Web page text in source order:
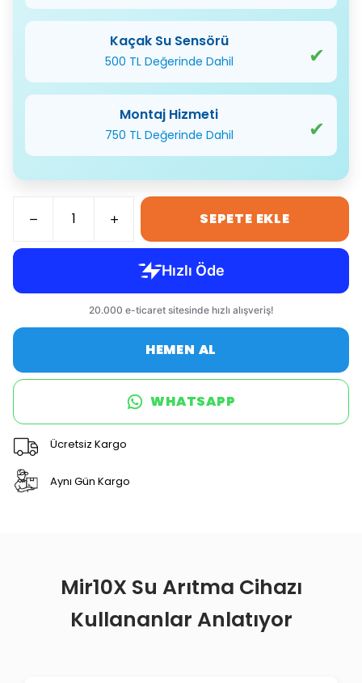
Kaçak Su Sensörü
500 TL Değerinde Dahil ✔
Montaj Hizmeti
750 TL Değerinde Dahil ✔
SEPETE EKLE
HEMEN AL
WHATSAPP
Ücretsiz Kargo
Aynı Gün Kargo
Mir10X Su Arıtma Cihazı
Kullananlar Anlatıyor